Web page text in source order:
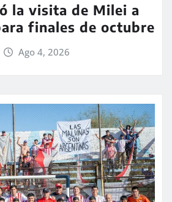
la visita de Milei a
finales de octubre
Ago 4, 2026